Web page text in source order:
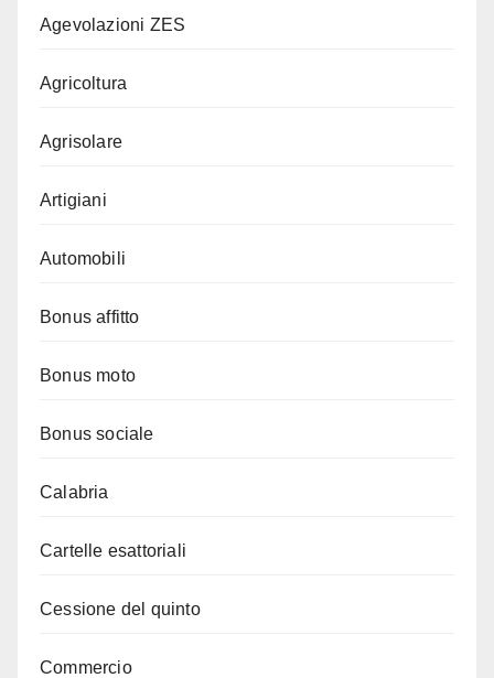
Agevolazioni ZES
Agricoltura
Agrisolare
Artigiani
Automobili
Bonus affitto
Bonus moto
Bonus sociale
Calabria
Cartelle esattoriali
Cessione del quinto
Commercio